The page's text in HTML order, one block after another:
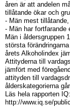
åren är att andelen
tillåtande ökar och
- Män mest
- Män har fortfarande
Män i åldersgruppen
största
årets Alkoholindex
Attityderna till
jämfört med
attityden till
ålderskategorierna
Läs hela rapporten
http://www.iq.se/